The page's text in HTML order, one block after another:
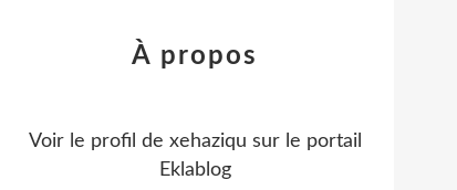
À propos
Voir le profil de xehaziqu sur le portail
Eklablog